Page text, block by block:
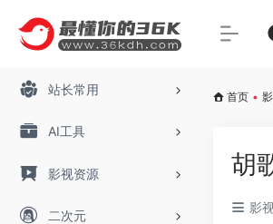
站长常用
AI工具
影视资源
二次元
首页 •
胡
影